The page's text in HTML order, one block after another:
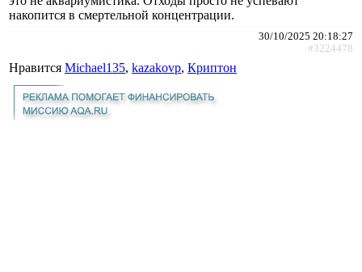
накопится в смертельной концентрации.
30/10/2025 20:18:27
#3224478
Нравится Michael135, kazakovp, Криптон